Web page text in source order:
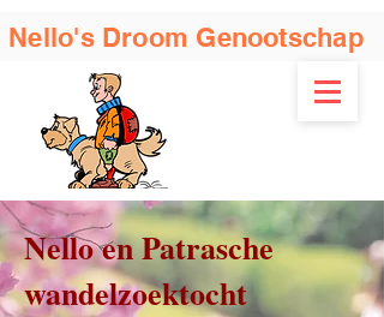
Nello's Droom Genootschap
Nello en Patrasche
wandelzoektocht